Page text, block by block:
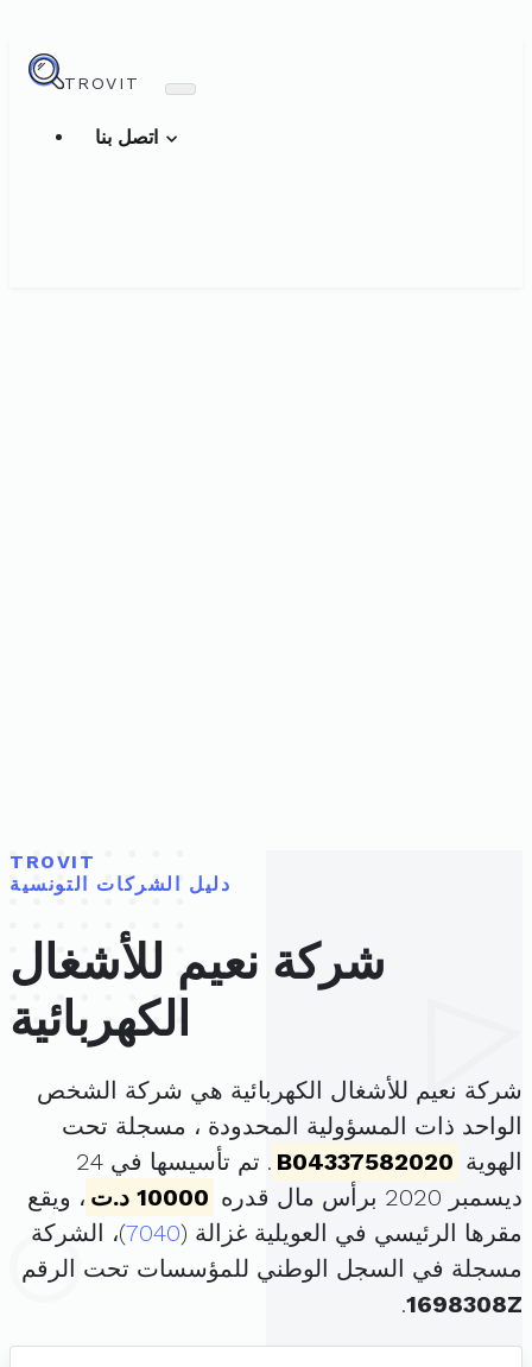
TROVIT
TROVIT
دليل الشركات التونسية
شركة نعيم للأشغال
الكهربائية
شركة نعيم للأشغال الكهربائية هي شركة الشخص
الواحد ذات المسؤولية المحدودة ، مسجلة تحت
الهوية B04337582020
. تم تأسيسها في 24
ديسمبر 2020 برأس مال قدره
10000 د.ت
، ويقع
مقرها الرئيسي في العويلية غزالة (7040)، الشركة
مسجلة في السجل الوطني للمؤسسات تحت الرقم
1698308Z
.